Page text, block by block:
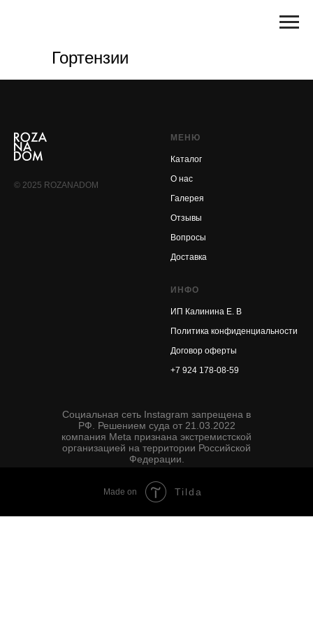
Гортензии
© 2025 ROZANADOM
МЕНЮ
Каталог
О нас
Галерея
Отзывы
Вопросы
Доставка
ИНФО
ИП Калинина Е. В
Политика конфиденциальности
Договор оферты
+7 924 178-08-59
Социальная сеть Instagram запрещена в
РФ. Решением суда от 21.03.2022
компания Meta признана экстремистской
организацией на территории Российской
Федерации.
Made on Tilda